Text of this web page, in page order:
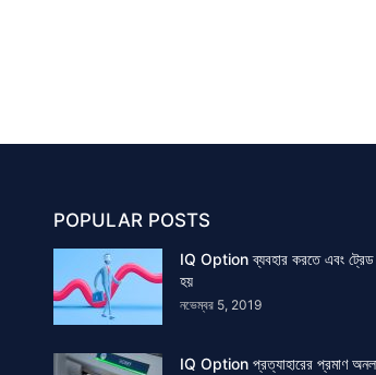
POPULAR POSTS
IQ Option ব্যবহার করতে এবং
হয়
নভেম্বর 5, 2019
IQ Option প্রত্যাহারের প্রমাণ